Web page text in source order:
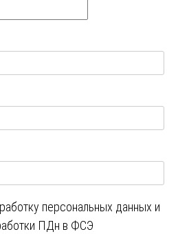
персональных данных и
ПДн в ФСЭ